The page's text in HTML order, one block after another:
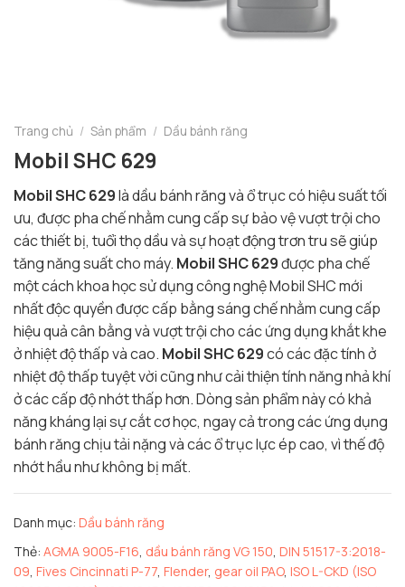
Trang chủ / Sản phẩm / Dầu bánh răng
Mobil SHC 629
Mobil SHC 629là dầu bánh răng và ổ trục có hiệu suất tối
ưu, được pha chế nhằm cung cấp sự bảo vệ vượt trội cho
các thiết bị, tuổi thọ dầu và sự hoạt động trơn tru sẽ giúp
tăng năng suất cho máy. Mobil SHC 629được pha chế
một cách khoa học sử dụng công nghệ Mobil SHC mới
nhất độc quyền được cấp bằng sáng chế nhằm cung cấp
hiệu quả cân bằng và vượt trội cho các ứng dụng khắt khe
ở nhiệt độ thấp và cao. Mobil SHC 629có các đặc tính ở
nhiệt độ thấp tuyệt vời cũng như cải thiện tính năng nhả khí
ở các cấp độ nhớt thấp hơn. Dòng sản phẩm này có khả
năng kháng lại sự cắt cơ học, ngay cả trong các ứng dụng
bánh răng chịu tải nặng và các ổ trục lực ép cao, vì thế độ
nhớt hầu như không bị mất.
Danh mục: Dầu bánh răng
Thẻ: AGMA 9005-F16 dầu bánh răng VG 150 DIN 51517-3:2018-
09 Fives Cincinnati P-77 Flender, gear oil PAO, ISO L-CKD (ISO